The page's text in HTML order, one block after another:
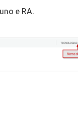
e RA.